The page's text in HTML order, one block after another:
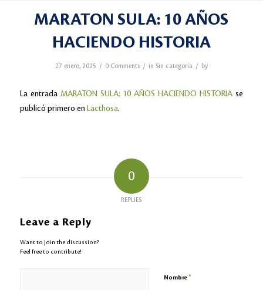
MARATON SULA: 10 AÑOS
HACIENDO HISTORIA
27 enero, 2025 / 0 Comments / in Sin categoría / by
La entrada MARATON SULA: 10 AÑOS HACIENDO HISTORIA se
publicó primero en Lacthosa.
0
REPLIES
Leave a Reply
Want to join the discussion?
Feel free to contribute!
Nombre*